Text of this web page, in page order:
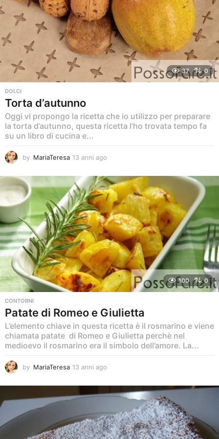
37 0
DOLCI
Torta d’autunno
Oggi vi propongo la ricetta che io utilizzo per preparare
la torta d’autunno, questa ricetta l’ho trovata tempo fa
su un libro di cucina e...
by MariaTeresa 13 anni ago
a
n
n
a
g
o
100 0
CONTORNI
Patate di Romeo e Giulietta
L’elemento chiave in questa ricetta è il rosmarino e viene
chiamata patate di Romeo e Giulietta perchè nel
medioevo il rosmarino era il simbolo dell’amore. La...
by MariaTeresa 13 anni ago
a
n
i
a
g